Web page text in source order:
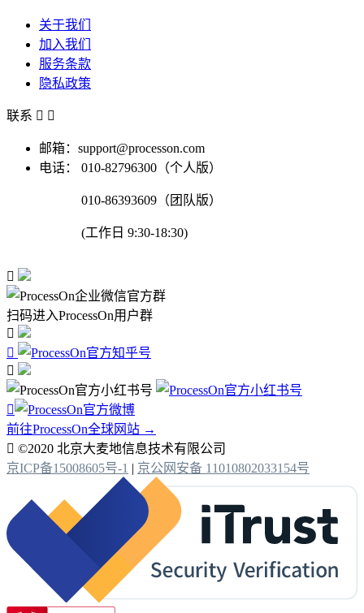
关于我们
加入我们
服务条款
隐私政策
联系  
邮箱：support@processon.com
电话：
010-82796300（个人版）
010-86393609（团队版）
(工作日 9:30-18:30)

扫码进入ProcessOn用户群




前往ProcessOn全球网站 →
 ©2020 北京大麦地信息技术有限公司
京ICP备15008605号-1 | 京公网安备 11010802033154号